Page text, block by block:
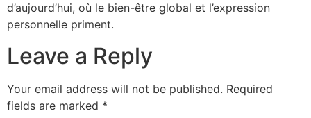
d’aujourd’hui, où le bien-être global et l’expression
personnelle priment.
Leave a Reply
Your email address will not be published. Required
fields are marked *